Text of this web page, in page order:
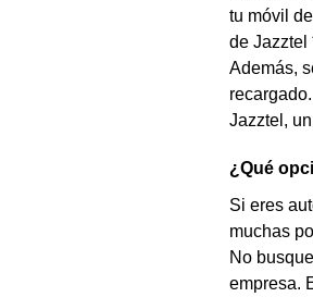
tu móvil
de Jazztel
Además,
Jazztel,
¿Qué
Si eres
muchas
No
empresa.